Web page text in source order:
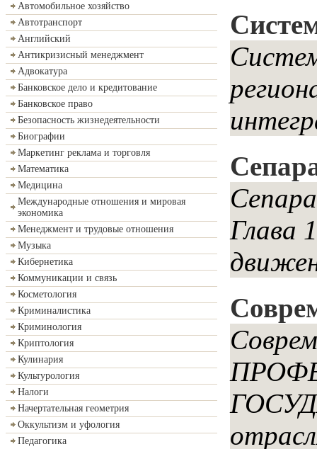
Автомобильное хозяйство
Автотранспорт
Английский
Антикризисный менеджмент
Адвокатура
Банковское дело и кредитование
Банковское право
Безопасность жизнедеятельности
Биографии
Маркетинг реклама и торговля
Математика
Медицина
Международные отношения и мировая
экономика
Менеджмент и трудовые отношения
Музыка
Кибернетика
Коммуникации и связь
Косметология
Криминалистика
Криминология
Криптология
Кулинария
Культурология
Налоги
Начертательная геометрия
Оккультизм и уфология
Педагогика
Глава